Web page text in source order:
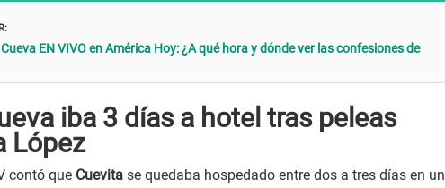
EN VIVO en América Hoy: ¿A qué hora y dónde ver las confesiones de
iba 3 días a hotel tras peleas
López
contó que Cuevita se quedaba hospedado entre dos a tres días en un